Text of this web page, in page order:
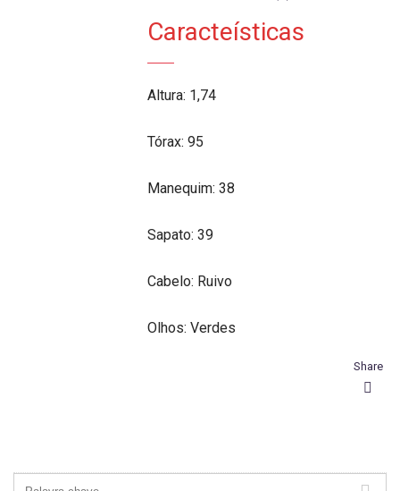
Caracteísticas
Altura: 1,74
Tórax: 95
Manequim: 38
Sapato: 39
Cabelo: Ruivo
Olhos: Verdes
Share